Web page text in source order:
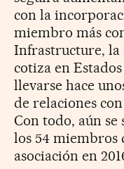
con la
miembro más
Infrastructure, la
cotiza en
llevarse hace
de relaciones
Con todo, aún
los 54 miembros
asociación en